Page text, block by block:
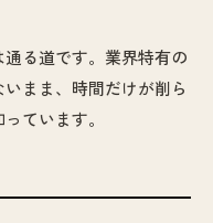
る道です。業界特有の
まま、時間だけが削ら
ています。